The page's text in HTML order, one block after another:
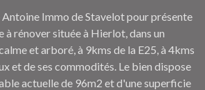
Antoine Immo de Stavelot pour présente
rénover située à Hierlot, dans un
et arboré, à 9kms de la E25, à 4kms
et de ses commodités. Le bien dispose
actuelle de 96m2 et d'une superficie